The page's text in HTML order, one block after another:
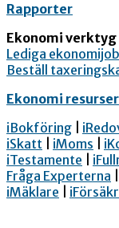
Rapporter
Ekonomi verktyg
Lediga
Beställ
Ekonomi resurser
iBokföring
iSkatt
iMoms
iTestamente
Fråga Experterna
iMäklare